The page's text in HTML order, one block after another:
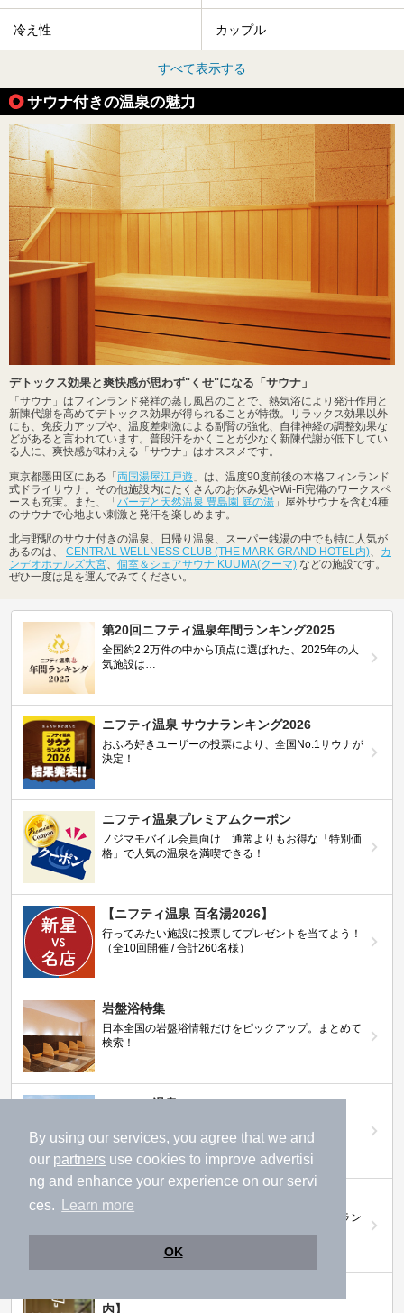
By using our services, you agree that we and
our partners use cookies to improve advertisi
ng and enhance your experience on our servi
ces.
Learn more
OK
冷え性 カップル
すべて表示する
サウナ付きの温泉の魅力
デトックス効果と爽快感が思わず"くせ"になる「サウナ」
「サウナ」はフィンランド発祥の蒸し風呂のことで、熱気浴により発汗作用と
新陳代謝を高めてデトックス効果が得られることが特徴。リラックス効果以外
にも、免疫力アップや、温度差刺激による副腎の強化、自律神経の調整効果な
どがあると言われています。普段汗をかくことが少なく新陳代謝が低下してい
る人に、爽快感が味わえる「サウナ」はオススメです。
東京都墨田区にある「 両国湯屋江戸遊 」は、温度90度前後の本格フィンランド
式ドライサウナ。その他施設内にたくさんのお休み処やWi-Fi完備のワークスペ
ースも充実。また、「 バーデと天然温泉 豊島園 庭の湯 」屋外サウナを含む4種
のサウナで心地よい刺激と発汗を楽しめます。
北与野駅のサウナ付きの温泉、日帰り温泉、スーパー銭湯の中でも特に人気が
あるのは、 CENTRAL WELLNESS CLUB (THE MARK GRAND HOTEL内)、 カ
ンデオホテルズ大宮、 個室＆シェアサウナ KUUMA(クーマ) などの施設です。
ぜひ一度は足を運んでみてください。
第20回ニフティ温泉年間ランキング2025
全国約2.2万件の中から頂点に選ばれた、2025年の人
気施設は…
ニフティ温泉 サウナランキング2026
おふろ好きユーザーの投票により、全国No.1サウナが
決定！
ニフティ温泉プレミアムクーポン
ノジマモバイル会員向け 通常よりもお得な「特別価
格」で人気の温泉を満喫できる！
【ニフティ温泉 百名湯2026】
行ってみたい施設に投票してプレゼントを当てよう！
（全10回開催 / 合計260名様）
岩盤浴特集
日本全国の岩盤浴情報だけをピックアップ。まとめて
検索！
ニフティ温泉ニュース
温浴施設をお得に楽しめるサブスクリプションプラン
内】